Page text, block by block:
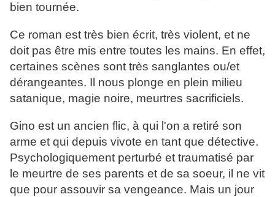
bien tournée.
Ce roman est très bien écrit, très violent, et ne
doit pas être mis entre toutes les mains. En effet,
certaines scènes sont très sanglantes ou/et
dérangeantes. Il nous plonge en plein milieu
satanique, magie noire, meurtres sacrificiels.
Gino est un ancien flic, à qui l'on a retiré son
arme et qui depuis vivote en tant que détective.
Psychologiquement perturbé et traumatisé par
le meurtre de ses parents et de sa soeur, il ne vit
que pour assouvir sa vengeance. Mais un jour